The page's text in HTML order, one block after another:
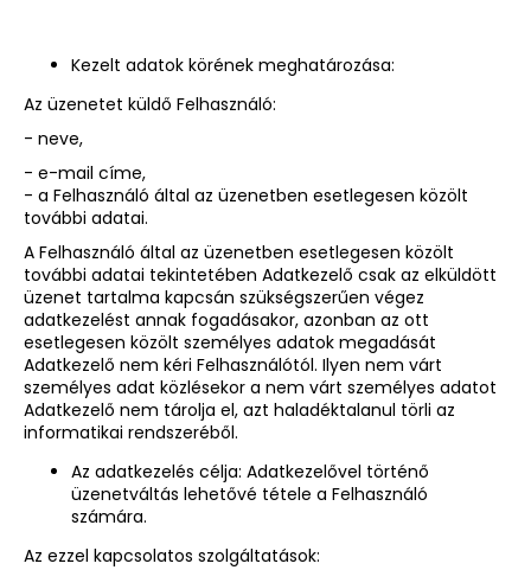
Kezelt adatok körének meghatározása:
Az üzenetet küldő Felhasználó:
- neve,
- e-mail címe,
- a Felhasználó által az üzenetben esetlegesen közölt
további adatai.
A Felhasználó által az üzenetben esetlegesen közölt
további adatai tekintetében Adatkezelő csak az elküldött
üzenet tartalma kapcsán szükségszerűen végez
adatkezelést annak fogadásakor, azonban az ott
esetlegesen közölt személyes adatok megadását
Adatkezelő nem kéri Felhasználótól. Ilyen nem várt
személyes adat közlésekor a nem várt személyes adatot
Adatkezelő nem tárolja el, azt haladéktalanul törli az
informatikai rendszeréből.
Az adatkezelés célja: Adatkezelővel történő
üzenetváltás lehetővé tétele a Felhasználó
számára.
Az ezzel kapcsolatos szolgáltatások: